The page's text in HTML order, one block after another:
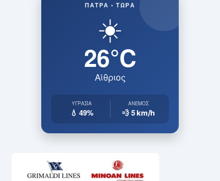
ΠΆΤΡΑ • ΤΏΡΑ
☀️
26°C
Αίθριος
ΥΓΡΑΣΊΑ
💧 49%
ΆΝΕΜΟΣ
💨 5km/h